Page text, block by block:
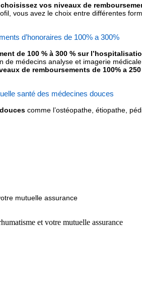
choisissez vos niveaux de
vous avez le choix entre différentes
d’honoraires de 100% a 300%
de 100 % à 300 % sur
de médecins analyse et imagerie
de remboursements de 100% a 250
santé des médecines douces
comme l’ostéopathe, étiopathe,
mutuelle assurance
et votre mutuelle assurance